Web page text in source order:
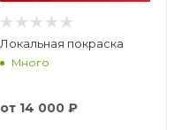
Локальная покраска
Много
от 14 000 ₽